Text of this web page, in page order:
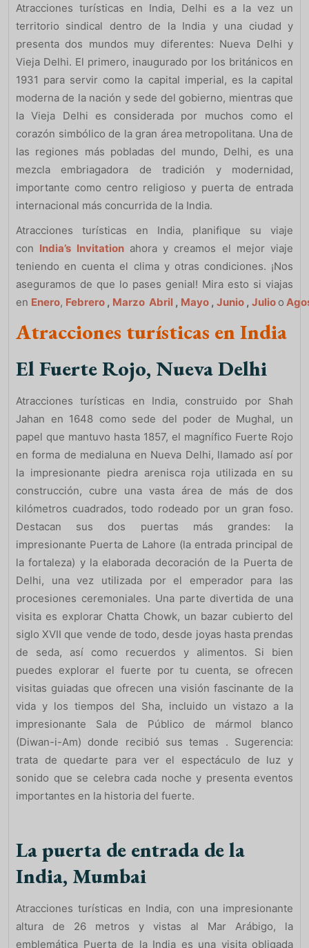
Atracciones turísticas en India, Delhi es a la vez un
territorio sindical dentro de la India y una ciudad y
presenta dos mundos muy diferentes: Nueva Delhi y
Vieja Delhi. El primero, inaugurado por los británicos en
1931 para servir como la capital imperial, es la capital
moderna de la nación y sede del gobierno, mientras que
la Vieja Delhi es considerada por muchos como el
corazón simbólico de la gran área metropolitana. Una de
las regiones más pobladas del mundo, Delhi, es una
mezcla embriagadora de tradición y modernidad,
importante como centro religioso y puerta de entrada
internacional más concurrida de la India.
Atracciones turísticas en India, planifique su viaje
con India’s Invitationahora y creamos el mejor viaje
teniendo en cuenta el clima y otras condiciones. ¡Nos
aseguramos de que lo pases genial! Mira esto si viajas
en Enero, Febrero , Marzo Abril , Mayo , Junio , Julio o
Atracciones turísticas en India
El Fuerte Rojo, Nueva Delhi
Atracciones turísticas en India, construido por Shah
Jahan en 1648 como sede del poder de Mughal, un
papel que mantuvo hasta 1857, el magnífico Fuerte Rojo
en forma de medialuna en Nueva Delhi, llamado así por
la impresionante piedra arenisca roja utilizada en su
construcción, cubre una vasta área de más de dos
kilómetros cuadrados, todo rodeado por un gran foso.
Destacan sus dos puertas más grandes: la
impresionante Puerta de Lahore (la entrada principal de
la fortaleza) y la elaborada decoración de la Puerta de
Delhi, una vez utilizada por el emperador para las
procesiones ceremoniales. Una parte divertida de una
visita es explorar Chatta Chowk, un bazar cubierto del
siglo XVII que vende de todo, desde joyas hasta prendas
de seda, así como recuerdos y alimentos. Si bien
puedes explorar el fuerte por tu cuenta, se ofrecen
visitas guiadas que ofrecen una visión fascinante de la
vida y los tiempos del Sha, incluido un vistazo a la
impresionante Sala de Público de mármol blanco
(Diwan-i-Am) donde recibió sus temas . Sugerencia:
trata de quedarte para ver el espectáculo de luz y
sonido que se celebra cada noche y presenta eventos
importantes en la historia del fuerte.
La puerta de entrada de la
India, Mumbai
Atracciones turísticas en India, con una impresionante
altura de 26 metros y vistas al Mar Arábigo, la
emblemática Puerta de la India es una visita obligada